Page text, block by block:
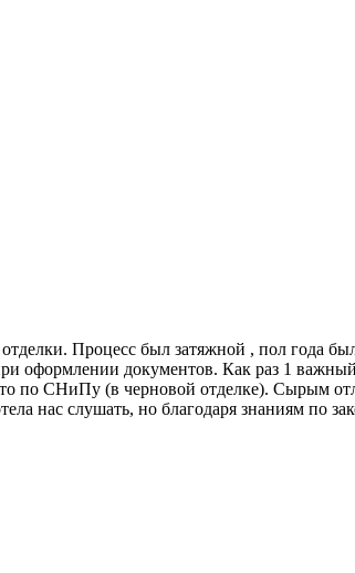
Процесс был затяжной , пол года
оформлении документов. Как раз 1
по СНиПу (в черновой отделке). Сырым
нас слушать, но благодаря знаниям по